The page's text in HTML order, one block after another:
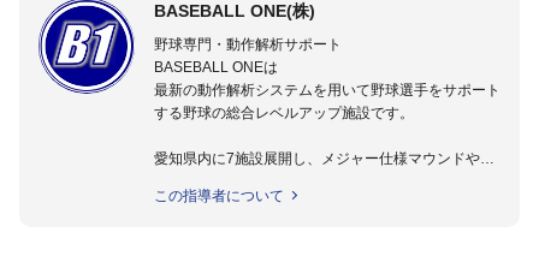
BASEBALL ONE(株)
野球専門・動作解析サポート
BASEBALL ONEは
最新の動作解析システムを用いて野球選手をサポート
する野球の総合レベルアップ施設です。
愛知県内に7施設展開し、メジャー仕様マウンドやト
動作解析システムを用いて、小学生からプロ野球選手
この指導者について